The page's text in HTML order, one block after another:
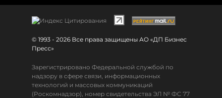
© 1993 - 2026 Все права защищены АО «ДП Бизнес
Пресс»
Зарегистрировано Федеральной службой по
надзору в сфере связи, информационных
технологий и массовых коммуникаций
(Роскомнадзор), номер свидетельства ЭЛ № ФС 77